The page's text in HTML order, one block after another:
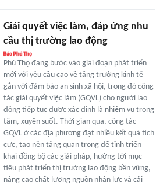
Giải quyết việc làm, đáp ứng nhu
cầu thị trường lao động
Phú Thọ đang bước vào giai đoạn phát triển
mới với yêu cầu cao về tăng trưởng kinh tế
gắn với đảm bảo an sinh xã hội, trong đó công
tác giải quyết việc làm (GQVL) cho người lao
động tiếp tục được xác định là nhiệm vụ trọng
tâm, xuyên suốt. Thời gian qua, công tác
GQVL ở các địa phương đạt nhiều kết quả tích
cực, tạo nền tảng quan trọng để tỉnh triển
khai đồng bộ các giải pháp, hướng tới mục
tiêu phát triển thị trường lao động bền vững,
nâng cao chất lượng nguồn nhân lực và cải